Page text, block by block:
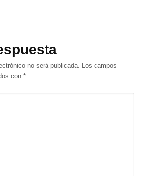
no será publicada. Los campos
con *